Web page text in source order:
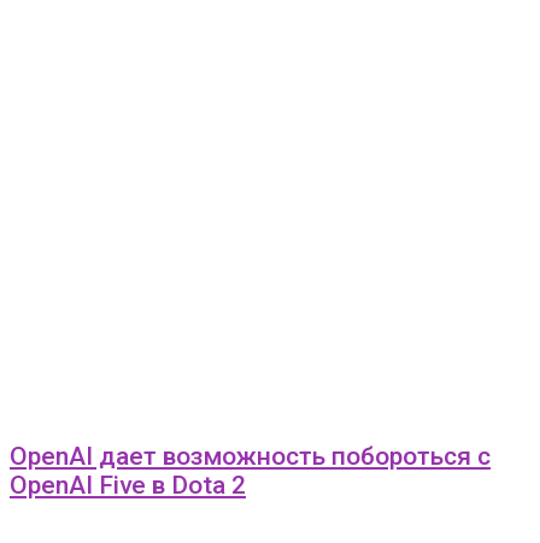
OpenAI дает возможность побороться с
OpenAI Five в Dota 2